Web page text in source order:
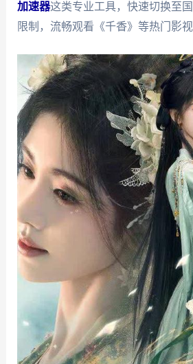
加速器这类专业工具，快速切换至
限制，流畅观看《千香》等热门影视